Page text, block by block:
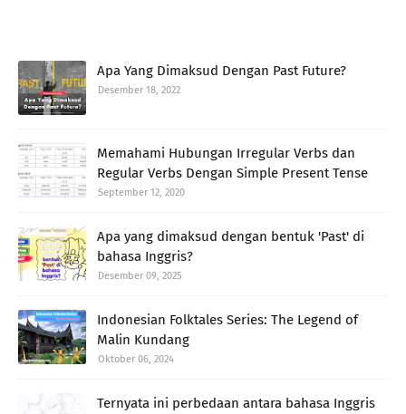
Apa Yang Dimaksud Dengan Past Future?
Desember 18, 2022
Memahami Hubungan Irregular Verbs dan
Regular Verbs Dengan Simple Present Tense
September 12, 2020
Apa yang dimaksud dengan bentuk 'Past' di
bahasa Inggris?
Desember 09, 2025
Indonesian Folktales Series: The Legend of
Malin Kundang
Oktober 06, 2024
Ternyata ini perbedaan antara bahasa Inggris